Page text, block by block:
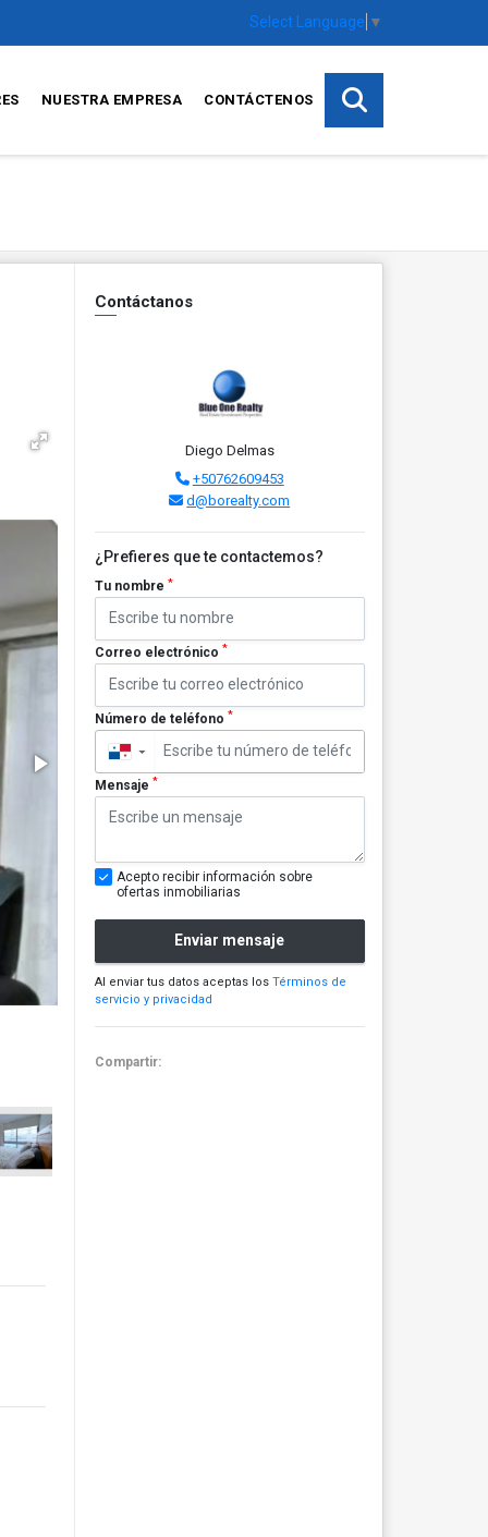
Select Language ▼
NUESTRA EMPRESA CONTÁCTENOS
Contáctanos
Diego Delmas
+50762609453
d@borealty.com
¿Prefieres que te contactemos?
Tu nombre *
Correo electrónico *
Número de teléfono *
▼
Mensaje *
Acepto recibir información sobre
ofertas inmobiliarias
Enviar mensaje
Al enviar tus datos aceptas los Términos de
servicio y privacidad
Compartir: